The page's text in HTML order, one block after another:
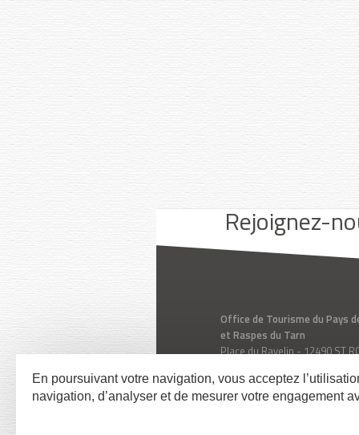
Rejoignez-
Facebook Instagram
Office de Tourisme du Pays
et Raspes du Tarn
Place du Ravelin - 12490 ST
Tél. 05 65 62 50 89
En poursuivant votre navigation, vous acceptez
navigation, d’analyser et de mesurer votre engagement